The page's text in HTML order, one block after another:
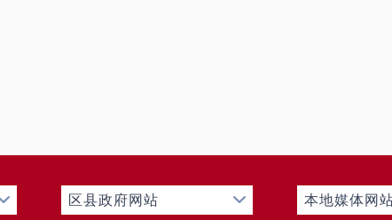
区县政府网站 本地媒体网